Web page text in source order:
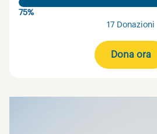
75%
17 Donazioni
Dona ora